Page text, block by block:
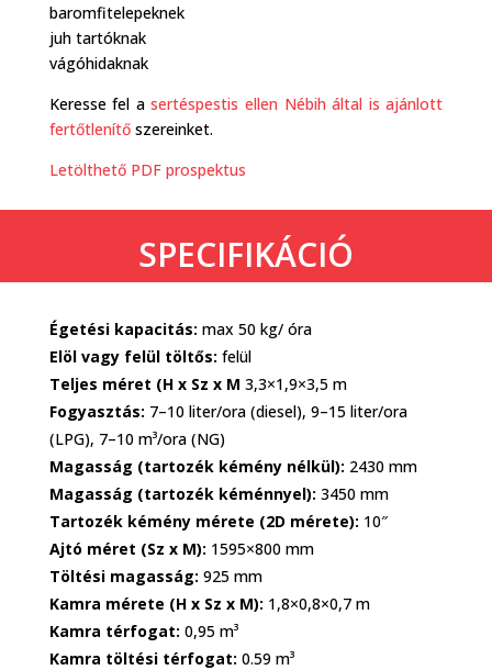
baromfitelepeknek
juh tartóknak
vágóhidaknak
Keresse fel asertéspestis ellen Nébih által is ajánlott
fertőtlenítőszereinket.
Letölthető PDF prospektus
SPECIFIKÁCIÓ
Égetési kapacitás: max 50 kg/ óra
Elöl vagy felül töltős: felül
Teljes méret (H x Sz x M 3,3×1,9×3,5 m
Fogyasztás: 7–10 liter/ora (diesel), 9–15 liter/ora
(LPG), 7–10 m³/ora (NG)
Magasság (tartozék kémény nélkül): 2430 mm
Magasság (tartozék kéménnyel): 3450 mm
Tartozék kémény mérete (2D mérete): 10″
Ajtó méret (Sz x M): 1595×800 mm
Töltési magasság: 925 mm
Kamra mérete (H x Sz x M): 1,8×0,8×0,7 m
Kamra térfogat: 0,95 m³
Kamra töltési térfogat: 0.59 m³